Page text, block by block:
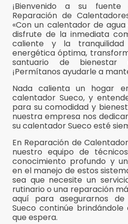
¡Bienvenido a su
Reparación de
«Con un calentador de
disfrute de la inmediata
caliente y la
energética óptima,
santuario de bienestar
¡Permítanos ayudarle a
Nada calienta un hogar
calentador Sueco, y
para su comodidad y
nuestra empresa nos
su calentador Sueco esté
En Reparación de
nuestro equipo de
conocimiento profundo y
en el manejo de estos
sea que necesite un
rutinario o una reparación
aquí para asegurarnos
Sueco continúe
que espera.